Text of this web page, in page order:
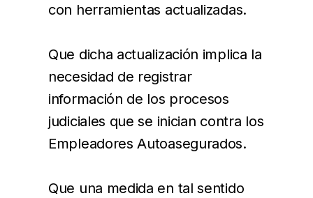
con herramientas actualizadas.
Que dicha actualización implica la
necesidad de registrar
información de los procesos
judiciales que se inician contra los
Empleadores Autoasegurados.
Que una medida en tal sentido